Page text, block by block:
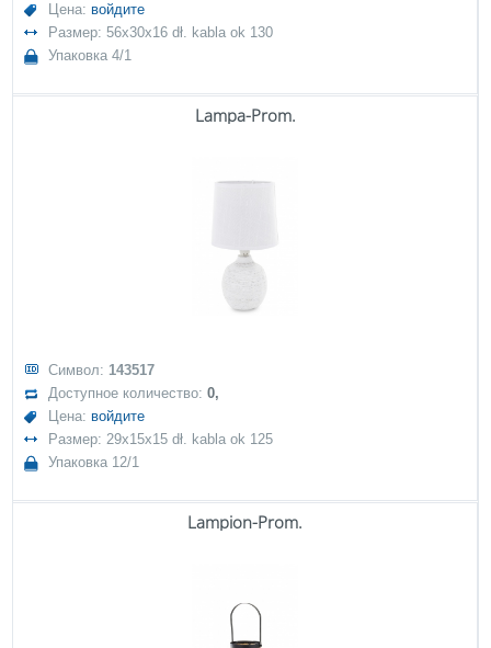
Цена: войдите
Размер: 56x30x16 dł. kabla ok 130
Упаковка 4/1
Lampa-Prom.
Символ: 143517
Доступное количество:0,
Цена: войдите
Размер: 29x15x15 dł. kabla ok 125
Упаковка 12/1
Lampion-Prom.